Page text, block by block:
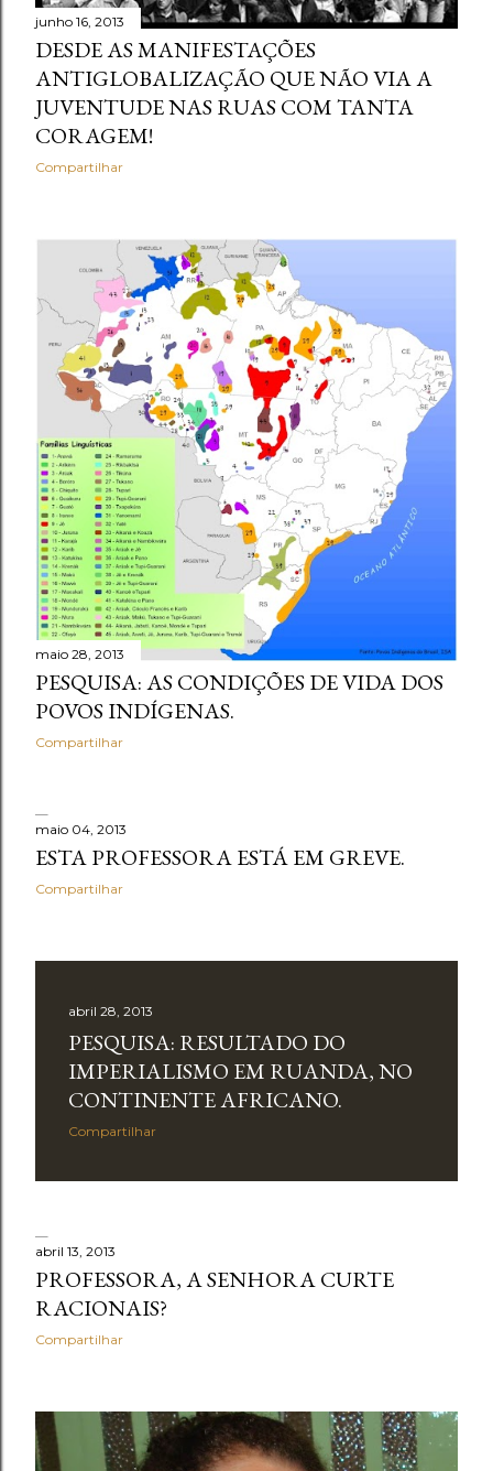
junho 16, 2013
DESDE AS MANIFESTAÇÕES
ANTIGLOBALIZAÇÃO QUE NÃO VIA A
JUVENTUDE NAS RUAS COM TANTA
CORAGEM!
Compartilhar
maio 28, 2013
PESQUISA: AS CONDIÇÕES DE VIDA DOS
POVOS INDÍGENAS.
Compartilhar
maio 04, 2013
ESTA PROFESSORA ESTÁ EM GREVE.
Compartilhar
abril 28, 2013
PESQUISA: RESULTADO DO
IMPERIALISMO EM RUANDA, NO
CONTINENTE AFRICANO.
Compartilhar
abril 13, 2013
PROFESSORA, A SENHORA CURTE
RACIONAIS?
Compartilhar